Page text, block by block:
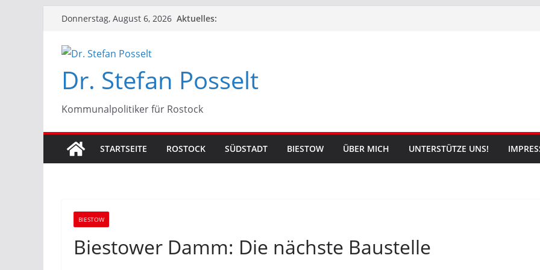
Zum
springen
Donnerstag, August 6, 2026 Aktuelles:
Dr. Stefan Posselt
Kommunalpolitiker für Rostock
STARTSEITE ROSTOCK SÜDSTADT BIESTOW ÜBER MICH UNTERSTÜTZE UNS!
BIESTOW
Biestower Damm: Die nächste Baustelle